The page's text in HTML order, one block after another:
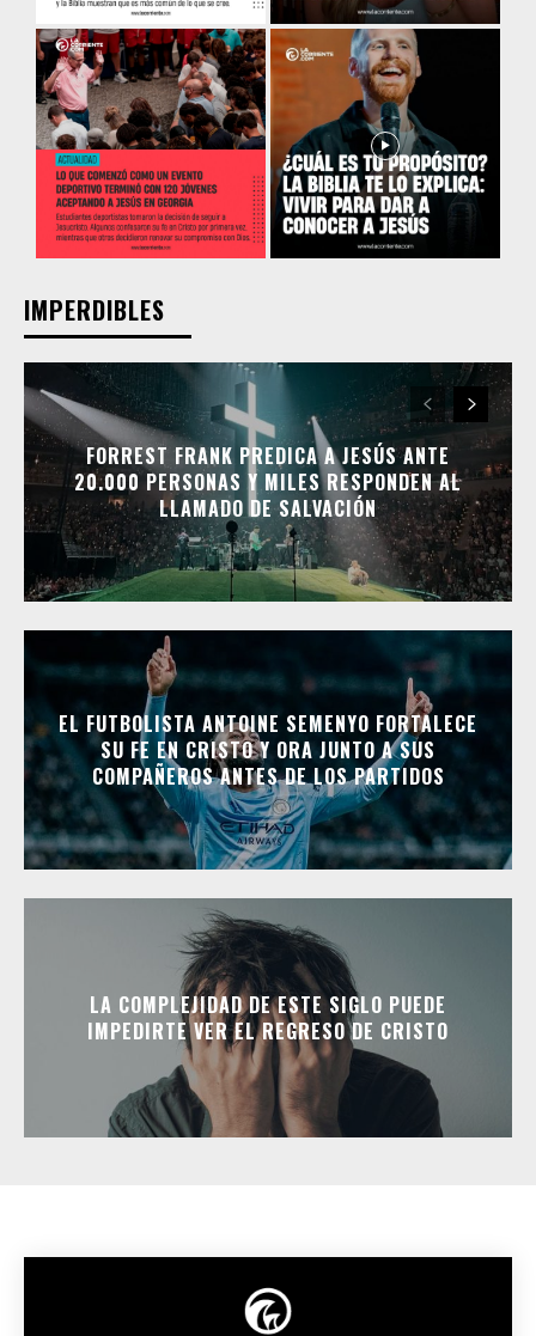
IMPERDIBLES
FORREST FRANK PREDICA A JESÚS ANTE
20.000 PERSONAS Y MILES RESPONDEN AL
LLAMADO DE SALVACIÓN
EL FUTBOLISTA ANTOINE SEMENYO FORTALECE
SU FE EN CRISTO Y ORA JUNTO A SUS
COMPAÑEROS ANTES DE LOS PARTIDOS
LA COMPLEJIDAD DE ESTE SIGLO PUEDE
IMPEDIRTE VER EL REGRESO DE CRISTO